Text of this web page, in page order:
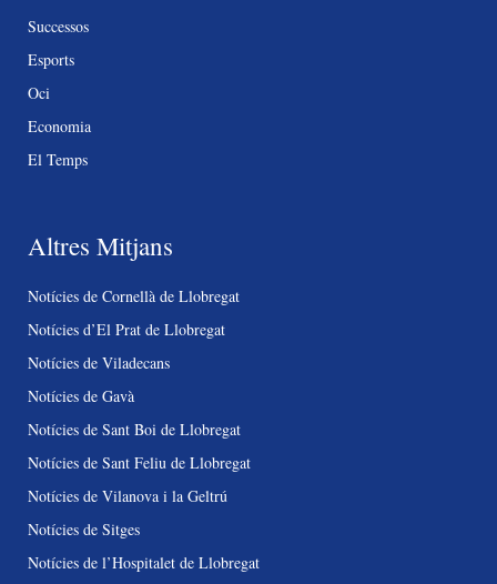
Successos
Esports
Oci
Economia
El Temps
Altres Mitjans
Notícies de Cornellà de Llobregat
Notícies d’El Prat de Llobregat
Notícies de Viladecans
Notícies de Gavà
Notícies de Sant Boi de Llobregat
Notícies de Sant Feliu de Llobregat
Notícies de Vilanova i la Geltrú
Notícies de Sitges
Notícies de l’Hospitalet de Llobregat